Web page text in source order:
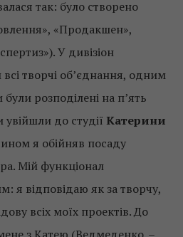
так: було створено
«Продакшен»,
У дивізіон
творчі об’єднання, одним
розподілені на п’ять
увійшли до студії Катерини
я обійняв посаду
Мій функціонал
я відповідаю як за творчу,
всіх моїх проектів. До